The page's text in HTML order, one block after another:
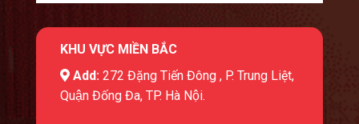
KHU VỰC MIỀN BẮC
Add: 272 Đặng Tiến Đông , P. Trung Liệt,
Quận Đống Đa, TP. Hà Nội.